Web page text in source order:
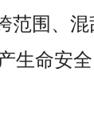
范围、
生命安全